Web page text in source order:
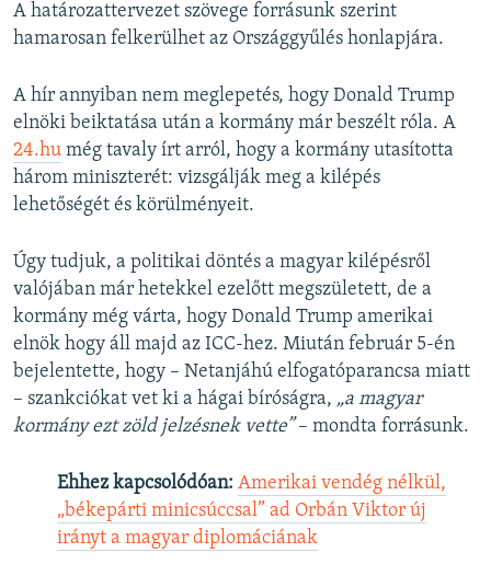
A határozattervezet szövege forrásunk szerint
hamarosan felkerülhet az Országgyűlés honlapjára.
A hír annyiban nem meglepetés, hogy Donald Trump
elnöki beiktatása után a kormány már beszélt róla. A
24.hu még tavaly írt arról, hogy a kormány utasította
három miniszterét: vizsgálják meg a kilépés
lehetőségét és körülményeit.
Úgy tudjuk, a politikai döntés a magyar kilépésről
valójában már hetekkel ezelőtt megszületett, de a
kormány még várta, hogy Donald Trump amerikai
elnök hogy áll majd az ICC-hez. Miután február 5-én
bejelentette, hogy – Netanjáhú elfogatóparancsa miatt
– szankciókat vet ki a hágai bíróságra, „a magyar
kormány ezt zöld jelzésnek vette” – mondta forrásunk.
Ehhez kapcsolódóan: Amerikai vendég nélkül,
„békepárti minicsúccsal” ad Orbán Viktor új
irányt a magyar diplomáciának